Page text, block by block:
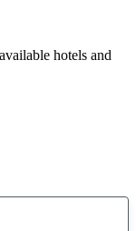
hotels and